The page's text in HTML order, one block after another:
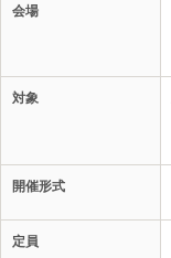
会場
対象
開催形式
定員